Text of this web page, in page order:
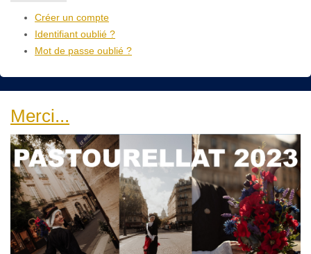
Créer un compte
Identifiant oublié ?
Mot de passe oublié ?
Merci...